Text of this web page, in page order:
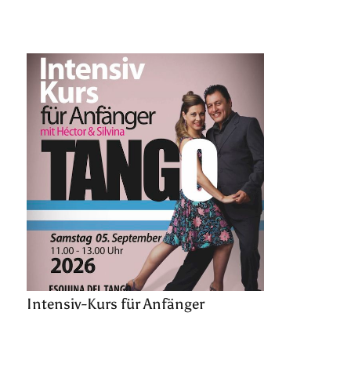
Intensiv-Kurs für Anfänger